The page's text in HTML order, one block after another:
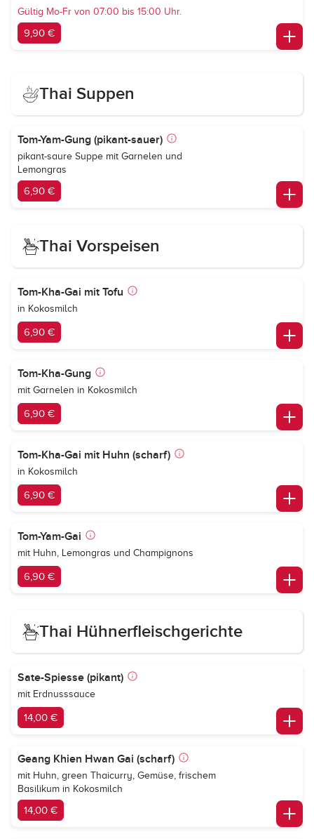
Gültig Mo-Fr von 07:00 bis 15:00 Uhr.
9,90 €
Thai Suppen
Tom-Yam-Gung (pikant-sauer)
pikant-saure Suppe mit Garnelen und
Lemongras
6,90 €
Thai Vorspeisen
Tom-Kha-Gai mit Tofu
in Kokosmilch
6,90 €
Tom-Kha-Gung
mit Garnelen in Kokosmilch
6,90 €
Tom-Kha-Gai mit Huhn (scharf)
in Kokosmilch
6,90 €
Tom-Yam-Gai
mit Huhn, Lemongras und Champignons
6,90 €
Thai Hühnerfleischgerichte
Sate-Spiesse (pikant)
mit Erdnusssauce
14,00 €
Geang Khien Hwan Gai (scharf)
mit Huhn, green Thaicurry, Gemüse, frischem
Basilikum in Kokosmilch
14,00 €